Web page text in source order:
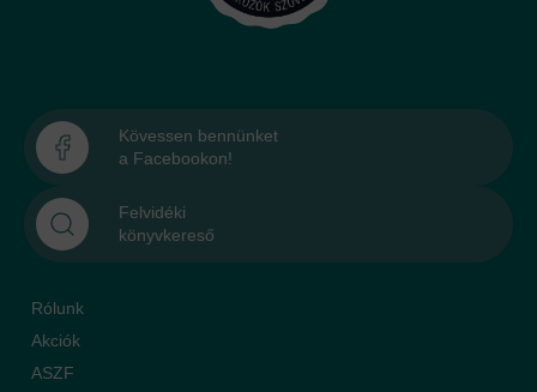
Kövessen bennünket
a Facebookon!
Felvidéki
könyvkereső
Rólunk
Akciók
ASZF